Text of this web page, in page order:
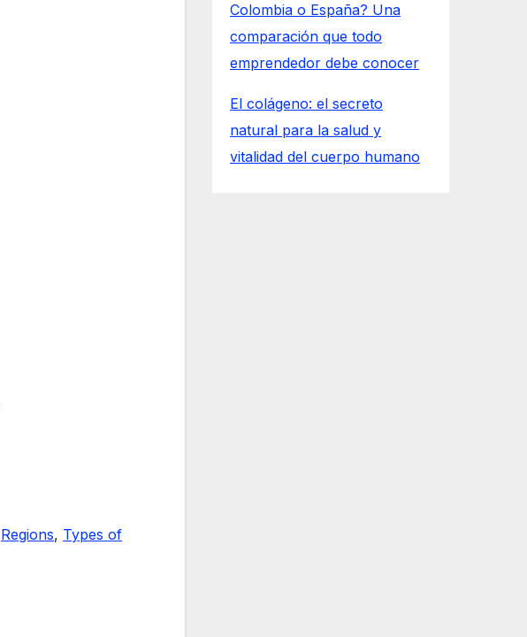
Regions, Types of
Colombia o España? Una
comparación que todo
emprendedor debe conocer
El colágeno: el secreto
natural para la salud y
vitalidad del cuerpo humano